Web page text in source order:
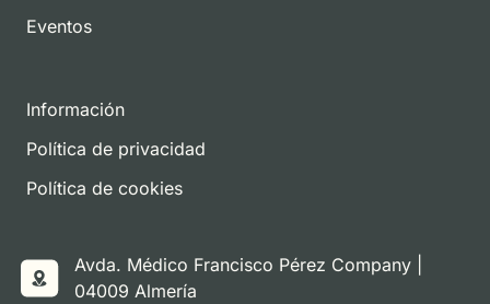
Eventos
Información
Política de privacidad
Política de cookies
Avda. Médico Francisco Pérez Company |
04009 Almería